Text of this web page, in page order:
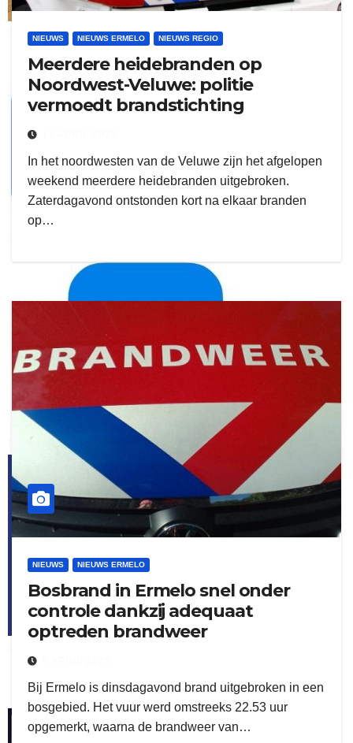
delangekortland
kleijer
ruitengaparket
flitsmeister
NIEUWS NIEUWS ERMELO NIEUWS REGIO
Meerdere heidebranden op
Noordwest-Veluwe: politie
vermoedt brandstichting
In het noordwesten van de Veluwe zijn het afgelopen
weekend meerdere heidebranden uitgebroken.
Zaterdagavond ontstonden kort na elkaar branden
op…
NIEUWS NIEUWS ERMELO
Bosbrand in Ermelo snel onder
controle dankzij adequaat
optreden brandweer
Bij Ermelo is dinsdagavond brand uitgebroken in een
bosgebied. Het vuur werd omstreeks 22.53 uur
opgemerkt, waarna de brandweer van…